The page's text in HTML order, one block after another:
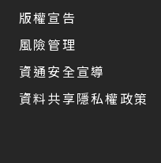
版權宣告
風險管理
資通安全宣導
資料共享隱私權政策